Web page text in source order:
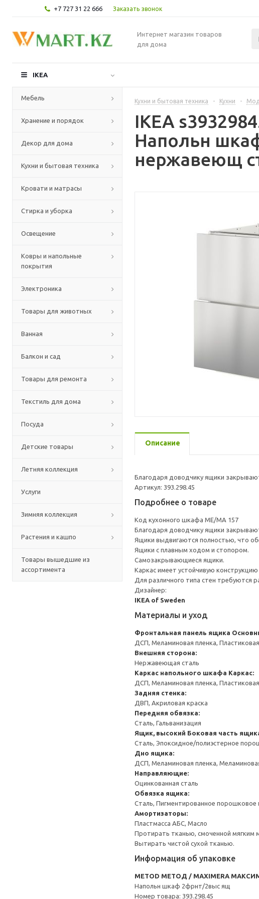
+7 727 31 22 666 Заказать звонок
Интернет магазин товаров
для дома
IKEA
Мебель
Хранение и порядок
Декор для дома
Кухни и бытовая техника
Кровати и матрасы
Стирка и уборка
Освещение
Ковры и напольные
покрытия
Электроника
Товары для животных
Ванная
Балкон и сад
Товары для ремонта
Текстиль для дома
Посуда
Детские товары
Летняя коллекция
Услуги
Зимняя коллекция
Растения и кашпо
Товары вышедшие из
ассортимента
Кухни и бытовая техника - Кухни -
IKEA
Напольн
нержавеющ
Описание
Благодаря доводчику ящики
Артикул: 393.298.45
Подробнее о товаре
Код кухонного шкафа ME/MA 157
Благодаря доводчику ящики
Ящики выдвигаются полностью, что
Ящики с плавным ходом и стопором.
Самозакрывающиеся ящики.
Каркас имеет устойчивую
Для различного типа стен требуются
Дизайнер:
IKEA of Sweden
Материалы и уход
Фронтальная панель ящика
ДСП, Меламиновая пленка,
Внешняя сторона:
Нержавеющая сталь
Каркас напольного шкафа Каркас:
ДСП, Меламиновая пленка,
Задняя стенка:
ДВП, Акриловая краска
Передняя обвязка:
Сталь, Гальванизация
Ящик, высокий Боковая часть
Сталь, Эпоксидное/полиэстерное
Дно ящика:
ДСП, Меламиновая пленка,
Направляющие:
Оцинкованная сталь
Обвязка ящика:
Сталь, Пигментированное
Амортизаторы:
Пластмасса АБС, Масло
Протирать тканью, смоченной
Вытирать чистой сухой тканью.
Информация об упаковке
METOD МЕТОД / MAXIMERA
Напольн шкаф 2фрнт/2выс ящ
Номер товара: 393.298.45